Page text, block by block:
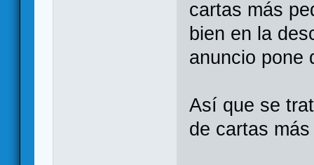
cartas más
bien en la
anuncio pone
Así que se
de cartas